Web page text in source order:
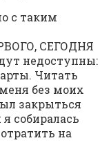
с таким
СЕГОДНЯ
недоступны:
Читать
без моих
закрыться
собиралась
на